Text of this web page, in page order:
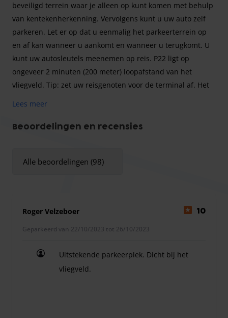
beveiligd terrein waar je alleen op kunt komen met behulp
van kentekenherkenning. Vervolgens kunt u uw auto zelf
parkeren. Let er op dat u eenmalig het parkeerterrein op
en af kan wanneer u aankomt en wanneer u terugkomt. U
kunt uw autosleutels meenemen op reis. P22 ligt op
ongeveer 2 minuten (200 meter) loopafstand van het
vliegveld. Tip: zet uw reisgenoten voor de terminal af. Het
het parkeerterrein direct gelegen bij het hoofdkantoor van
je reeds voor. Park & Fly beschikt over meerdere beveiligde
parkeertereinen. Allemaal op loopafstand van de
luchthaven.
Het parkeerterrein P22 van Park & Fly is verhard, omheind
Lees meer
Beoordelingen en recensies
Alle beoordelingen (98)
Roger Velzeboer 10
Geparkeerd van 22/10/2023 tot 26/10/2023
Uitstekende parkeerplek. Dicht bij het
vliegveld.